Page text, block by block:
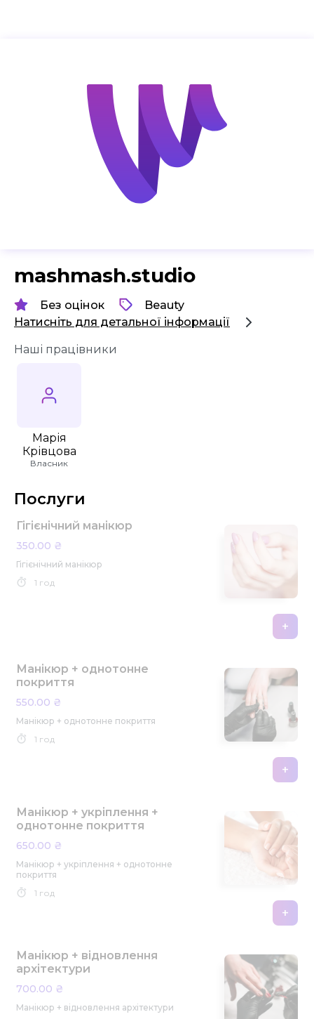
mashmash.studio
Без оцінок
Beauty
Натисніть для детальної інформації
Наші працівники
Марія
Крівцова
Власник
Послуги
Гігієнічний манікюр
350.00 ₴
Гігієнічний манікюр
1 год
+
Манікюр + однотонне
покриття
550.00 ₴
Манікюр + однотонне покриття
1 год
+
Манікюр + укріплення +
однотонне покриття
650.00 ₴
Манікюр + укріплення + однотонне
покриття
1 год
+
Манікюр + відновлення
архітектури
700.00 ₴
Манікюр + відновлення архітектури